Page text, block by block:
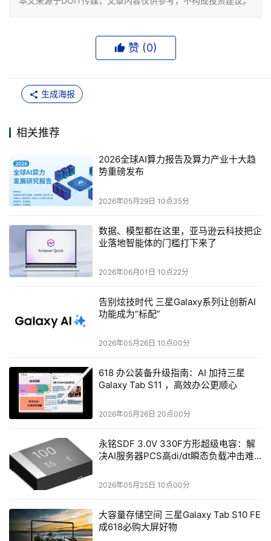
赞 (0)
生成海报
相关推荐
2026全球AI算力报告及算力产业十大趋
势重磅发布
2026年05月29日 10点35分
数据、模型都在这里，亚马逊云科技把企
业落地智能体的门槛打下来了
2026年06月01日 10点22分
告别炫技时代 三星Galaxy系列让创新AI
功能成为“标配”
2026年05月26日 10点00分
618 办公装备升级指南：AI 加持三星
Galaxy Tab S11 ，高效办公更顺心
2026年05月26日 20点00分
永铭SDF 3.0V 330F方形超级电容：解
决AI服务器PCS高di/dt瞬态负载冲击难
2026年05月25日 10点00分
大容量存储空间 三星Galaxy Tab S10 FE
成618必购大屏好物